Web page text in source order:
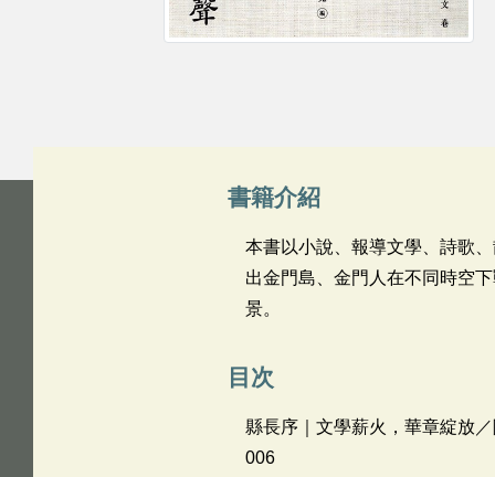
書籍介紹
本書以小說、報導文學、詩歌
出金門島、金門人在不同時空
景。
目次
縣長序｜文學薪火，華章綻放／
006